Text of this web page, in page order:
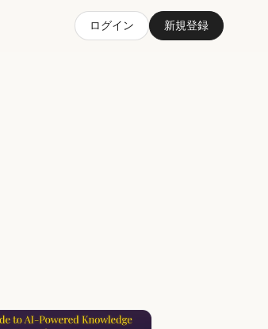
ログイン 新規登録